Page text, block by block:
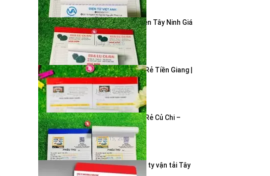
In Hóa Đơn 2 Liên Tây Ninh Giá
Rẻ | In...
July 3, 2026
In Hóa Đơn Giá Rẻ Tiền Giang |
In Hóa Đơn...
June 19, 2026
In Hóa Đơn Giá Rẻ Củ Chi –
Dịch Vụ In...
June 15, 2026
In bao thư công ty vận tải Tây